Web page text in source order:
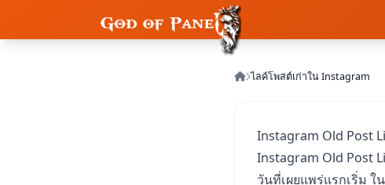
ไลค์โพสต์เก่าใน Instagram
Instagram Old Post
Instagram Old Post
วันที่เผยแพร่แรกเริ่ม